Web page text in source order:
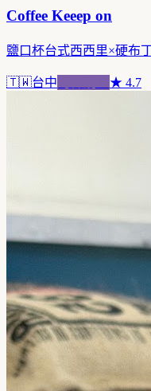
Coffee Keeep on
鹽口杯台式西西里×硬布
🇹🇼台中 ★ 4.7